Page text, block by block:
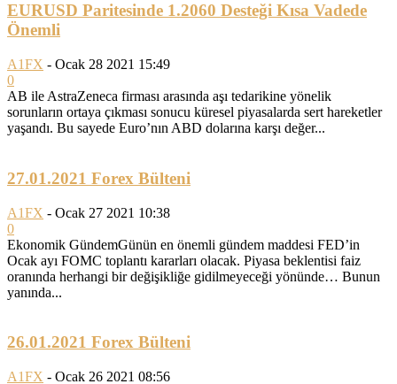
EURUSD Paritesinde 1.2060 Desteği Kısa Vadede
Önemli
A1FX - Ocak 28 2021 15:49
0
AB ile AstraZeneca firması arasında aşı tedarikine yönelik
sorunların ortaya çıkması sonucu küresel piyasalarda sert hareketler
yaşandı. Bu sayede Euro’nın ABD dolarına karşı değer...
27.01.2021 Forex Bülteni
A1FX - Ocak 27 2021 10:38
0
Ekonomik GündemGünün en önemli gündem maddesi FED’in
Ocak ayı FOMC toplantı kararları olacak. Piyasa beklentisi faiz
oranında herhangi bir değişikliğe gidilmeyeceği yönünde… Bunun
yanında...
26.01.2021 Forex Bülteni
A1FX - Ocak 26 2021 08:56